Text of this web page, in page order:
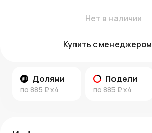
Нет в наличии
Купить с менеджером
Долями
по 885 ₽x4
Подели
по 885 ₽x4